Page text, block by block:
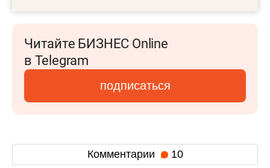
Читайте БИЗНЕС Online
в Telegram
подписаться
Комментарии 10